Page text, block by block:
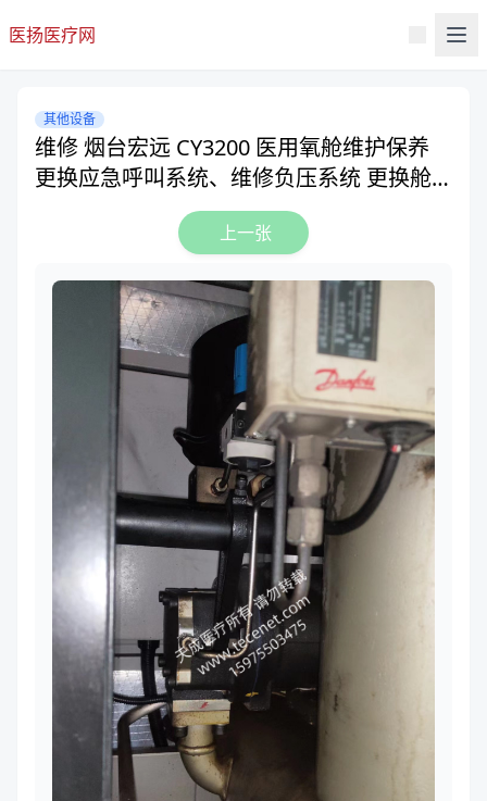
医扬医疗网
其他设备
维修 烟台宏远 CY3200 医用氧舱维护保养
更换应急呼叫系统、维修负压系统 更换舱
内照明对讲音响
上一张